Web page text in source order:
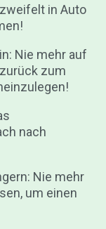
in Auto
Nie mehr auf
zum
nach
Nie mehr
um einen